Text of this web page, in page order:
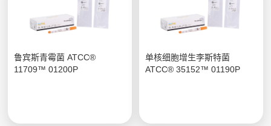
鲁宾斯青霉菌 ATCC®
11709™ 01200P
单核细胞增生李斯特菌
ATCC® 35152™ 01190P